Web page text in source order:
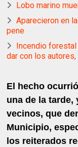
Lobo marino
Aparecieron en
pene
Incendio
dar con los
El hecho
una de la
vecinos, que
Municipio,
los reiterados